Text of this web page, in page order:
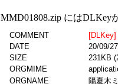
MMD01808.zip にはDLKey
COMMENT
[DLKey]
DATE
20/09/
SIZE
231KB
ORGMIME
ORGNAME
陽夏木